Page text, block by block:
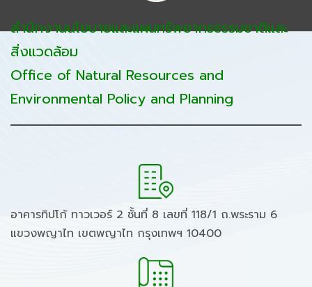
สำนักงานนโยบายและแผนทรัพยากรธรรมชาติและ
สิ่งแวดล้อม
Office of Natural Resources and
Environmental Policy and Planning
อาคารทิปโก้ ทาวเวอร์ 2 ชั้นที่ 8 เลขที่ 118/1 ถ.พระราม 6
แขวงพญาไท เขตพญาไท กรุงเทพฯ 10400